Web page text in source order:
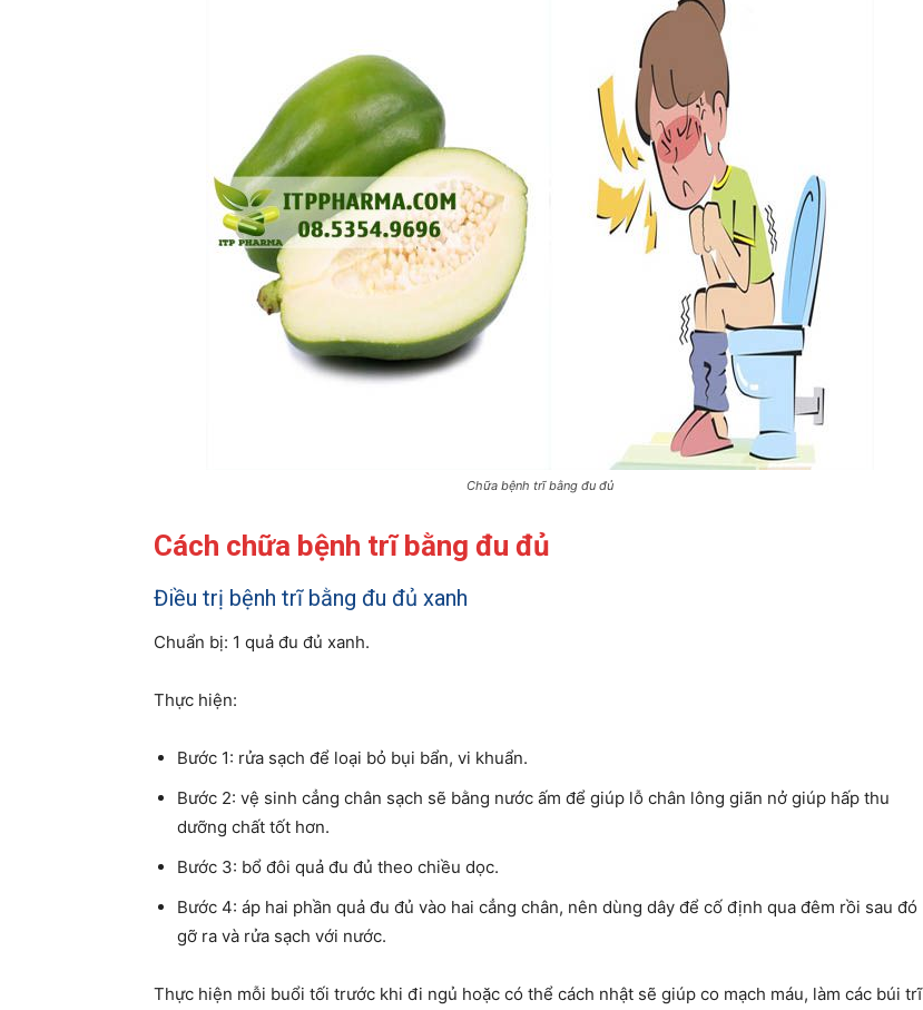
Chữa bệnh trĩ bằng đu đủ
Cách chữa bệnh trĩ bằng đu đủ
Điều trị bệnh trĩ bằng đu đủ xanh
Chuẩn bị: 1 quả đu đủ xanh.
Thực hiện:
Bước 1: rửa sạch để loại bỏ bụi bẩn, vi khuẩn.
Bước 2: vệ sinh cẳng chân sạch sẽ bằng nước ấm để giúp lỗ chân lông giãn nở giúp hấp thu
dưỡng chất tốt hơn.
Bước 3: bổ đôi quả đu đủ theo chiều dọc.
Bước 4: áp hai phần quả đu đủ vào hai cẳng chân, nên dùng dây để cố định qua đêm rồi sau đó
gỡ ra và rửa sạch với nước.
Thực hiện mỗi buổi tối trước khi đi ngủ hoặc có thể cách nhật sẽ giúp co mạch máu, làm các búi trĩ